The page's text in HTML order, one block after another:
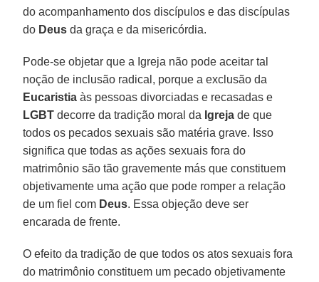
do acompanhamento dos discípulos e das discípulas
do Deus da graça e da misericórdia.
Pode-se objetar que a Igreja não pode aceitar tal
noção de inclusão radical, porque a exclusão da
Eucaristia às pessoas divorciadas e recasadas e
LGBT decorre da tradição moral da Igreja de que
todos os pecados sexuais são matéria grave. Isso
significa que todas as ações sexuais fora do
matrimônio são tão gravemente más que constituem
objetivamente uma ação que pode romper a relação
de um fiel com Deus. Essa objeção deve ser
encarada de frente.
O efeito da tradição de que todos os atos sexuais fora
do matrimônio constituem um pecado objetivamente